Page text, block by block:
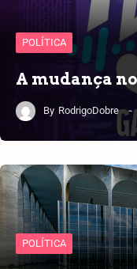
POLÍTICA
A mudança
By RodrigoDobre
POLÍTICA